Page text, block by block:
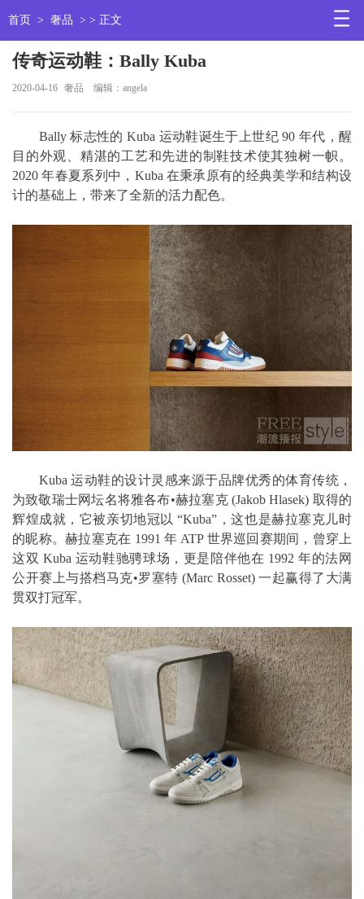
首页 > 奢品 > > 正文
传奇运动鞋：Bally Kuba
2020-04-16 奢品 编辑：angela
Bally 标志性的 Kuba 运动鞋诞生于上世纪 90 年代，醒
目的外观、精湛的工艺和先进的制鞋技术使其独树一帜。
2020 年春夏系列中，Kuba 在秉承原有的经典美学和结构设
计的基础上，带来了全新的活力配色。
Kuba 运动鞋的设计灵感来源于品牌优秀的体育传统，
为致敬瑞士网坛名将雅各布•赫拉塞克 (Jakob Hlasek) 取得的
辉煌成就，它被亲切地冠以 “Kuba”，这也是赫拉塞克儿时
的昵称。赫拉塞克在 1991 年 ATP 世界巡回赛期间，曾穿上
这双 Kuba 运动鞋驰骋球场，更是陪伴他在 1992 年的法网
公开赛上与搭档马克•罗塞特 (Marc Rosset) 一起赢得了大满
贯双打冠军。